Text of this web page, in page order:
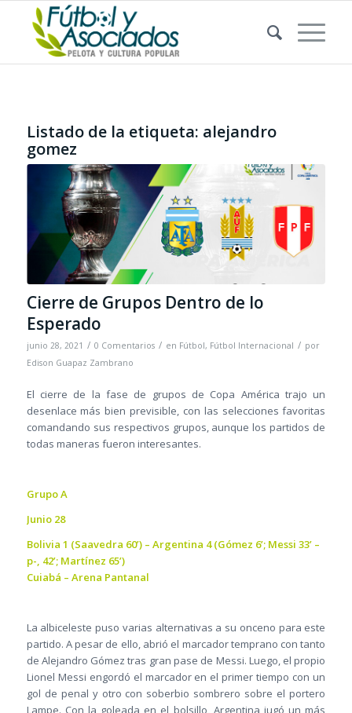
Listado de la etiqueta: alejandro
gomez
Cierre de Grupos Dentro de lo
Esperado
junio 28, 2021 / 0 Comentarios / en Fútbol, Fútbol Internacional / por
Edison Guapaz Zambrano
El cierre de la fase de grupos de Copa América trajo un
desenlace más bien previsible, con las selecciones favoritas
comandando sus respectivos grupos, aunque los partidos de
todas maneras fueron interesantes.
Grupo A
Junio 28
Bolivia 1 (Saavedra 60’) – Argentina 4 (Gómez 6’; Messi 33’ –
p-, 42’; Martínez 65’)
Cuiabá – Arena Pantanal
La albiceleste puso varias alternativas a su onceno para este
partido. A pesar de ello, abrió el marcador temprano con tanto
de Alejandro Gómez tras gran pase de Messi. Luego, el propio
Lionel Messi engordó el marcador en el primer tiempo con un
gol de penal y otro con soberbio sombrero sobre el portero
Lampe. Con la goleada en el bolsillo, Argentina jugó un más